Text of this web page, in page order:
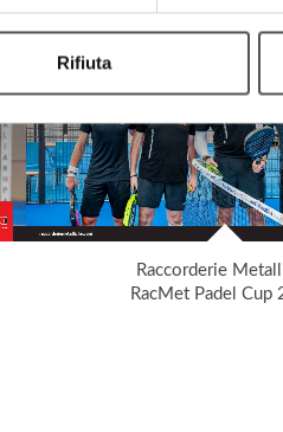
Rifiuta
Raccorderie
RacMet Padel Cup